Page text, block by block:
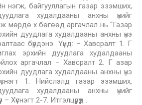
нэгж, байгууллагын газар эзэмших,
худалдааны анхны үнийг
мөрдө х бөгөөд аргачлал нь “Газар
дуудлага худалдааны анхны үнэ
бүрдэнэ. Үүнд: – Хавсралт 1. Г
эрхийн дуудлага худалдааны
аргачлал – Хавсралт 2. Г азар
дуудлага худалдааны анхны үнэ
1. Нийслэлд газар эзэмших,
худалдааны анхны үнийг
Хүснэгт 2-7. Итгэлцүүрүүд .